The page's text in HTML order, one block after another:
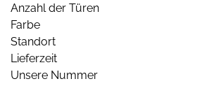
Anzahl der Türen
Farbe
Standort
Lieferzeit
Unsere Nummer